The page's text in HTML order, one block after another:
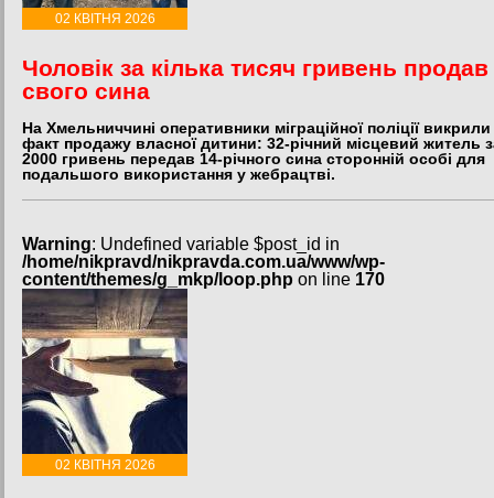
02 КВІТНЯ 2026
Чоловік за кілька тисяч гривень продав
свого сина
На Хмельниччині оперативники міграційної поліції викрили
факт продажу власної дитини: 32-річний місцевий житель
2000 гривень передав 14-річного сина сторонній особі для
подальшого використання у жебрацтві.
Warning: Undefined variable $post_id in
/home/nikpravd/nikpravda.com.ua/www/wp-
content/themes/g_mkp/loop.php on line 170
02 КВІТНЯ 2026